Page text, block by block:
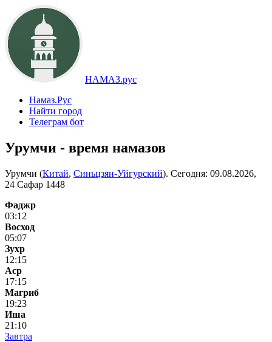
НАМАЗ.рус
Намаз.Рус
Найти город
Телеграм бот
Урумчи - время намазов
Урумчи (Китай, Синьцзян-Уйгурский). Сегодня: 09.08.2026,
24 Сафар 1448
Фаджр
03:12
Восход
05:07
Зухр
12:15
Аср
17:15
Магриб
19:23
Иша
21:10
Завтра